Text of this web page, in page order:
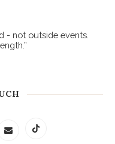
- not outside events.